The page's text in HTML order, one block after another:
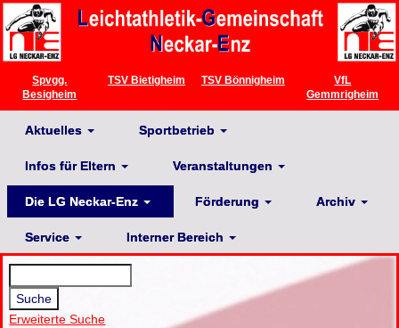
Spvgg.
Besigheim
TSV Bietigheim TSV Bönnigheim
VfL
Gemmrigheim
Aktuelles Sportbetrieb
Infos für Eltern Veranstaltungen
Die LG Neckar-Enz Förderung Archiv
Service Interner Bereich
Erweiterte Suche